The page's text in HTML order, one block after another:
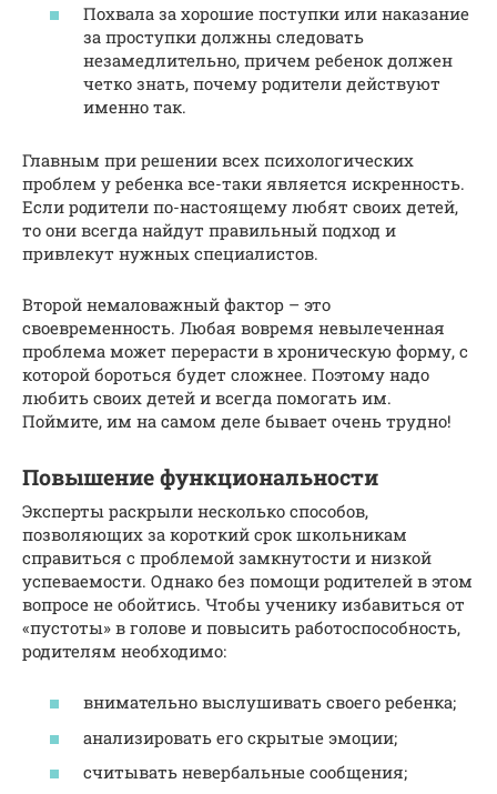
Похвала за хорошие поступки или наказание
за проступки должны следовать
незамедлительно, причем ребенок должен
четко знать, почему родители действуют
именно так.
Главным при решении всех психологических
проблем у ребенка все-таки является искренность.
Если родители по-настоящему любят своих детей,
то они всегда найдут правильный подход и
привлекут нужных специалистов.
Второй немаловажный фактор – это
своевременность. Любая вовремя невылеченная
проблема может перерасти в хроническую форму, с
которой бороться будет сложнее. Поэтому надо
любить своих детей и всегда помогать им.
Поймите, им на самом деле бывает очень трудно!
Повышение функциональности
Эксперты раскрыли несколько способов,
позволяющих за короткий срок школьникам
справиться с проблемой замкнутости и низкой
успеваемости. Однако без помощи родителей в этом
вопросе не обойтись. Чтобы ученику избавиться от
«пустоты» в голове и повысить работоспособность,
родителям необходимо:
внимательно выслушивать своего ребенка;
анализировать его скрытые эмоции;
считывать невербальные сообщения;